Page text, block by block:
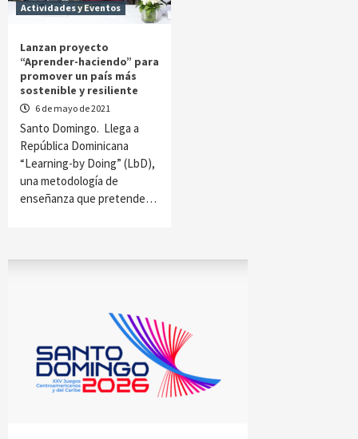
Actividades y Eventos
Lanzan proyecto
“Aprender-haciendo” para
promover un país más
sostenible y resiliente
6 de mayo de 2021
Santo Domingo. Llega a
República Dominicana
“Learning-by Doing” (LbD),
una metodología de
enseñanza que pretende…